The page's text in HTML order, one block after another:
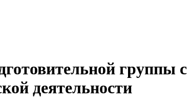
группы с
деятельности